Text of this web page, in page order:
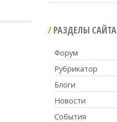
РАЗДЕЛЫ САЙТА
Форум
Рубрикатор
Блоги
Новости
События